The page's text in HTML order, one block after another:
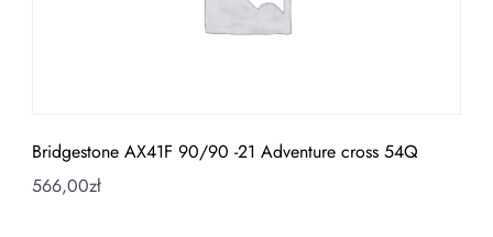
Bridgestone AX41F 90/90 -21 Adventure cross 54Q
566,00zł